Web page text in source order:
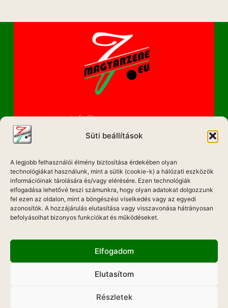
Süti beállítások
A legjobb felhasználói élmény biztosítása érdekében olyan
technológiákat használunk, mint a sütik (cookie-k) a hálózati eszközök
információinak tárolására és/vagy elérésére. Ezen technológiák
elfogadása lehetővé teszi számunkra, hogy olyan adatokat dolgozzunk
fel ezen az oldalon, mint a böngészési viselkedés vagy az egyedi
azonosítók. A hozzájárulás elutasítása vagy visszavonása hátrányosan
befolyásolhat bizonyos funkciókat és működéseket.
Elfogadom
Elutasítom
Részletek
info@magyarzene.eu
IMPRESSZUM
ETIKAI KÓDEX
MÉDIA AJÁNLAT
ADATKEZELÉSI NYILATKOZAT
Hadd Szóljon!
Weboldal Készítés: ONMEDIAWEB